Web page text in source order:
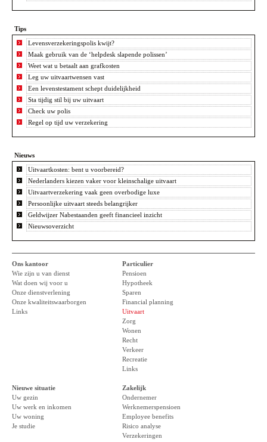
Tips
Levensverzekeringspolis kwijt?
Maak gebruik van de ‘helpdesk slapende polissen’
Weet wat u betaalt aan grafkosten
Leg uw uitvaartwensen vast
Een levenstestament schept duidelijkheid
Sta tijdig stil bij uw uitvaart
Check uw polis
Regel op tijd uw verzekering
Nieuws
Uitvaartkosten: bent u voorbereid?
Nederlanders kiezen vaker voor kleinschalige uitvaart
Uitvaartverzekering vaak geen overbodige luxe
Persoonlijke uitvaart steeds belangrijker
Geldwijzer Nabestaanden geeft financieel inzicht
Nieuwsoverzicht
Ons kantoor
Wie zijn u van dienst
Wat doen wij voor u
Onze dienstverlening
Onze kwaliteitswaarborgen
Links
Particulier
Pensioen
Hypotheek
Sparen
Financial planning
Uitvaart
Zorg
Wonen
Recht
Verkeer
Recreatie
Links
Nieuwe situatie
Uw gezin
Uw werk en inkomen
Uw woning
Je studie
Zakelijk
Ondernemer
Werknemerspensioen
Employee benefits
Risico analyse
Verzekeringen